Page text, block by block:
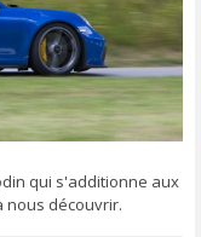
qui s'additionne aux
nous découvrir.